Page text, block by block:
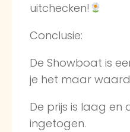
uitchecken!
Conclusie:
De Showboat is
je het maar
De prijs is laag en
ingetogen.